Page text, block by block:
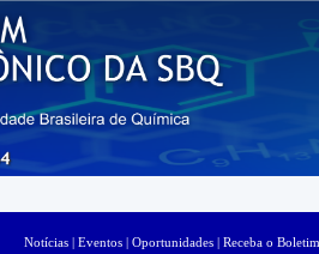
Notícias | Eventos | Oportunidades | Receba o